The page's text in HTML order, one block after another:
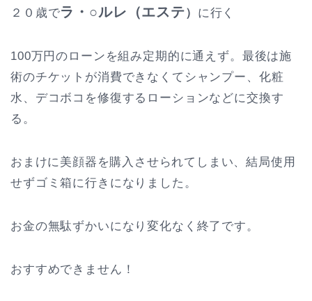
２０歳でラ・○ルレ（エステ） に行く
100万円のローンを組み定期的に通えず。最後は施
術のチケットが消費できなくてシャンプー、化粧
水、デコボコを修復するローションなどに交換す
る。
おまけに美顔器を購入させられてしまい、結局使用
せずゴミ箱に行きになりました。
お金の無駄ずかいになり変化なく終了です。
おすすめできません！